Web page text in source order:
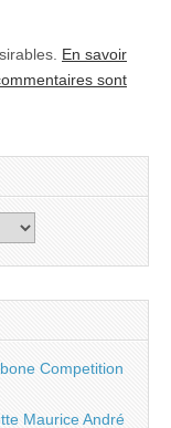
En savoir
sont
Competition
Maurice André